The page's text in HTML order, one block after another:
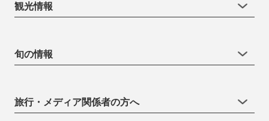
観光情報
旬の情報
旅行・メディア関係者の方へ